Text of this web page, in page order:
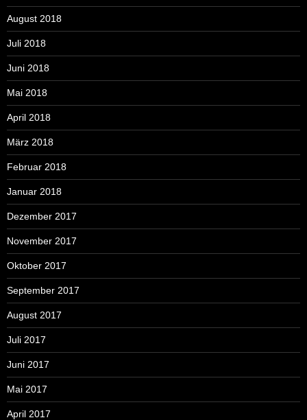
August 2018
Juli 2018
Juni 2018
Mai 2018
April 2018
März 2018
Februar 2018
Januar 2018
Dezember 2017
November 2017
Oktober 2017
September 2017
August 2017
Juli 2017
Juni 2017
Mai 2017
April 2017